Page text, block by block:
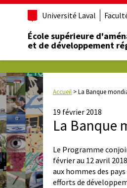
Université Laval
École supérieure
et de développement
Accueil >La Banque
19 février 2018
La Banque
Le Programme
février au 12 avril
aux hommes des
efforts de